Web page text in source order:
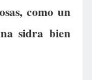
como un
sidra bien